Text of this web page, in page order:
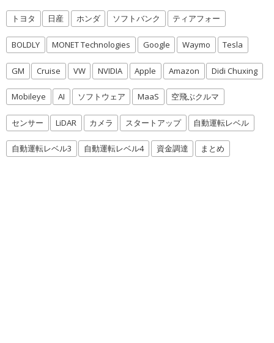
トヨタ 日産 ホンダ ソフトバンク ティアフォー
BOLDLY MONET Technologies Google Waymo Tesla
GM Cruise VW NVIDIA Apple Amazon Didi Chuxing
Mobileye AI ソフトウェア MaaS 空飛ぶクルマ
センサー LiDAR カメラ スタートアップ 自動運転レベル
自動運転レベル3 自動運転レベル4 資金調達 まとめ